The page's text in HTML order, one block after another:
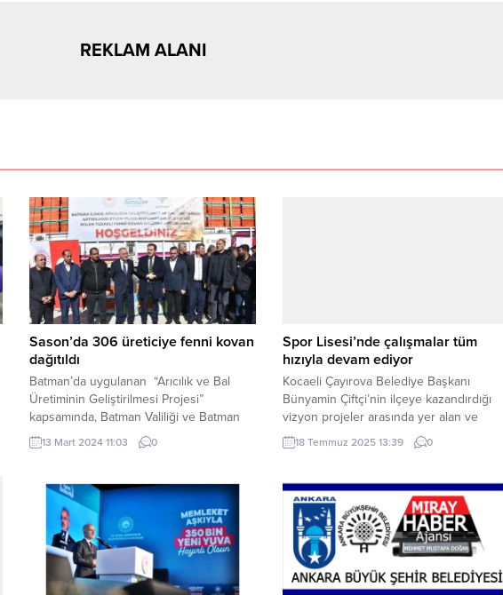
REKLAM ALANI
Sason’da 306 üreticiye fenni kovan
dağıtıldı
Batman’da uygulanan “Arıcılık ve Bal
Üretiminin Geliştirilmesi Projesi”
kapsamında, Batman Valiliği ve Batman
Belediyesi’nin destekleri İle Sason
ilçesinde %75 hibeli polen tuzaklı Fenni
BATMAN (İGFA) – Sason Kaymakamı
Murat Mete ve Batman İl Tarım ve Orman
Müdürü Mehmet Aydın’ın da katılımları
ile gerçekleştirilen törende,...
13 Mart 2024 11:03 0
Spor Lisesi’nde çalışmalar tüm
hızıyla devam ediyor
Kocaeli Çayırova Belediye Başkanı
Bünyamin Çiftçi’nin ilçeye kazandırdığı
vizyon projeler arasında yer alan ve
tamamlanmasıyla birlikte ilçenin eğitim ile
spor altyapısına büyük katkılar sunacak.
Lisesi’nde çalışmalar tüm hızıyla devam
ediyor. Çayırova Spor Lisesi projesinde
yurt binasının kaba inşaatı tamamlanırken,
derslik binasının kaba inşaatında sona
gelindi,...
18 Temmuz 2025 13:39 0